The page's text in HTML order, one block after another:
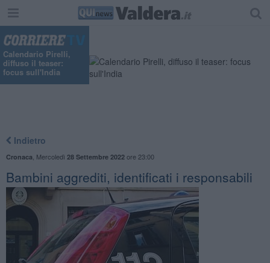
Calendario Pirelli,
diffuso il teaser:
focus sull'India
Indietro
Cronaca Mercoledì 28 Settembre 2022ore 23:00
Bambini aggrediti, identificati i responsabili